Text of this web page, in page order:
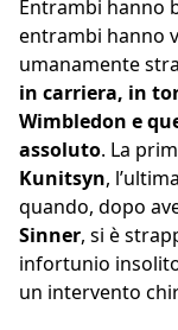
Entrambi hanno
entrambi hanno
umanamente
in carriera, in
Wimbledon e
assoluto. La
Kunitsyn,
quando, dopo
Sinner, si è
infortunio
un intervento